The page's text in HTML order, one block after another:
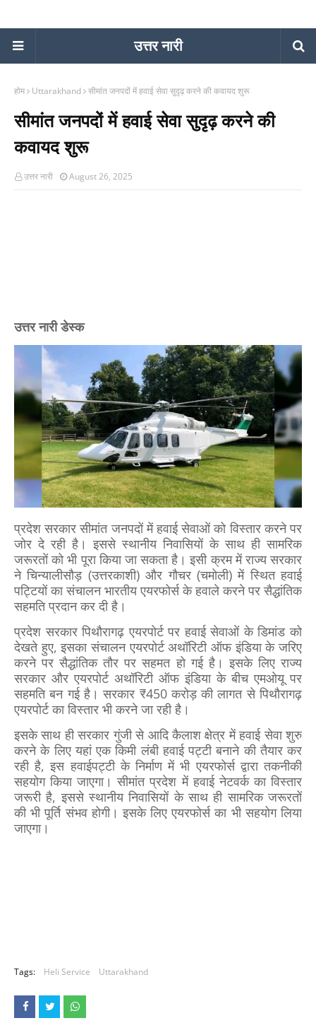
उत्तर नारी
होम Uttarakhand सीमांत जनपदों में हवाई सेवा सुदृढ़ करने की कवायद शुरू
सीमांत जनपदों में हवाई सेवा सुदृढ़ करने की
कवायद शुरू
उत्तर नारी August 26, 2025
उत्तर नारी डेस्क
प्रदेश सरकार सीमांत जनपदों में हवाई सेवाओं को विस्तार करने पर
जोर दे रही है। इससे स्थानीय निवासियों के साथ ही सामरिक
जरूरतों को भी पूरा किया जा सकता है। इसी क्रम में राज्य सरकार
ने चिन्यालीसौड़ (उत्तरकाशी) और गौचर (चमोली) में स्थित हवाई
पट्टियों का संचालन भारतीय एयरफोर्स के हवाले करने पर सैद्धांतिक
सहमति प्रदान कर दी है।
प्रदेश सरकार पिथौरागढ़ एयरपोर्ट पर हवाई सेवाओं के डिमांड को
देखते हुए, इसका संचालन एयरपोर्ट अथॉरिटी ऑफ इंडिया के जरिए
करने पर सैद्धांतिक तौर पर सहमत हो गई है। इसके लिए राज्य
सरकार और एयरपोर्ट अथॉरिटी ऑफ इंडिया के बीच एमओयू पर
सहमति बन गई है। सरकार ₹450 करोड़ की लागत से पिथौरागढ़
एयरपोर्ट का विस्तार भी करने जा रही है।
इसके साथ ही सरकार गुंजी से आदि कैलाश क्षेत्र में हवाई सेवा शुरु
करने के लिए यहां एक किमी लंबी हवाई पट्टी बनाने की तैयार कर
रही है, इस हवाईपट्टी के निर्माण में भी एयरफोर्स द्वारा तकनीकी
सहयोग किया जाएगा। सीमांत प्रदेश में हवाई नेटवर्क का विस्तार
जरूरी है, इससे स्थानीय निवासियों के साथ ही सामरिक जरूरतों
की भी पूर्ति संभव होगी। इसके लिए एयरफोर्स का भी सहयोग लिया
जाएगा।
Tags: Heli Service Uttarakhand